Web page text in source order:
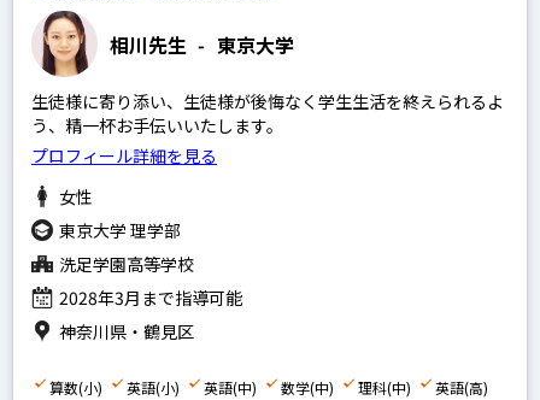
文系数学
物理
化学
生物
世界史
日本史
地理
政経
倫理
相川先生 - 東京大学
生徒様に寄り添い、生徒様が後悔なく学生生活を終えられるよ
う、精一杯お手伝いいたします。
プロフィール詳細を見る
女性
東京大学 理学部
洗足学園高等学校
2028年3月まで指導可能
神奈川県・鶴見区
算数(小) 英語(小) 英語(中) 数学(中) 理科(中)
英語(高)